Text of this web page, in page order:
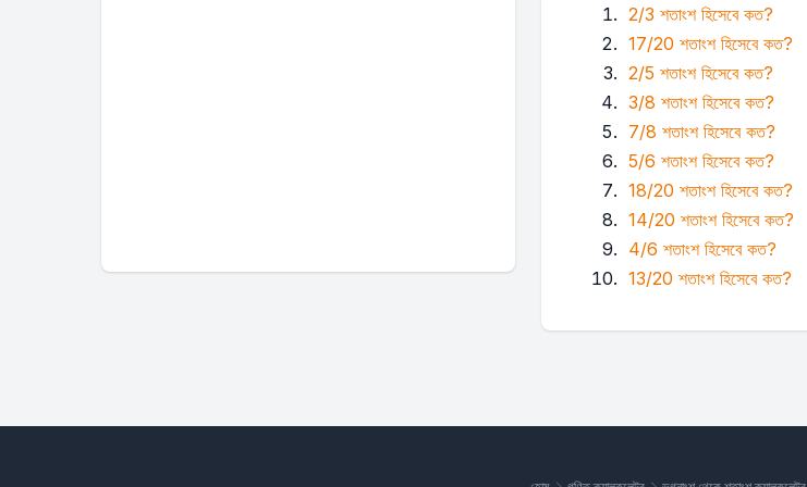
2/3 শতাংশ হিসেবে কত?
17/20 শতাংশ হিসেবে কত?
2/5 শতাংশ হিসেবে কত?
3/8 শতাংশ হিসেবে কত?
7/8 শতাংশ হিসেবে কত?
5/6 শতাংশ হিসেবে কত?
18/20 শতাংশ হিসেবে কত?
14/20 শতাংশ হিসেবে কত?
4/6 শতাংশ হিসেবে কত?
13/20 শতাংশ হিসেবে কত?